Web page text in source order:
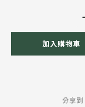
加入購物車
分享到